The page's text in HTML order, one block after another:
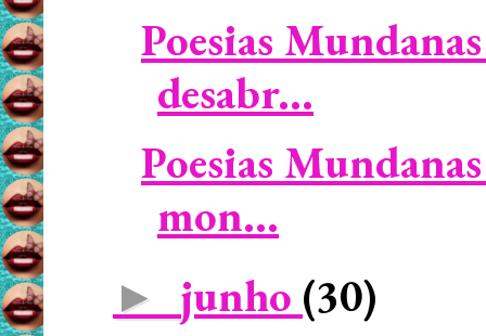
Poesias
desabr...
Poesias
mon...
► junho (30)